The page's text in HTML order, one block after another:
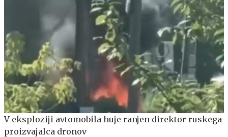
V eksploziji avtomobila huje ranjen direktor ruskega
proizvajalca dronov